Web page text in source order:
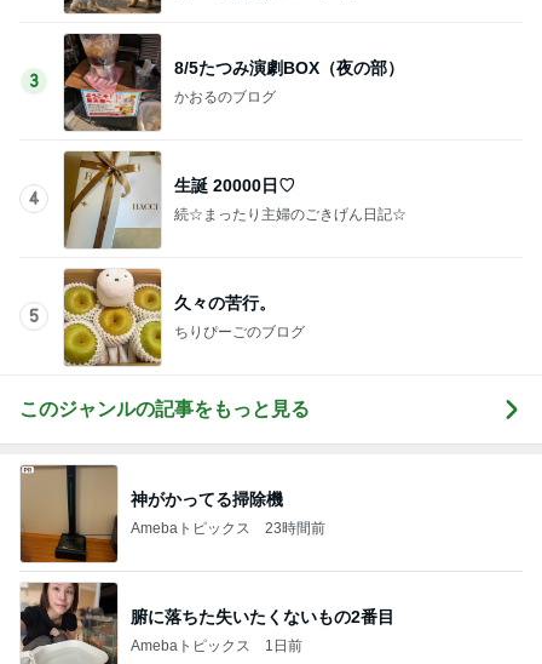
3
8/5たつみ演劇BOX（夜の部）
かおるのブログ
4
生誕 20000日♡
続☆まったり主婦のごきげん日記☆
5
久々の苦行。
ちりぴーごのブログ
このジャンルの記事をもっと見る
神がかってる掃除機
Amebaトピックス 23時間前
腑に落ちた失いたくないもの2番目
Amebaトピックス 1日前